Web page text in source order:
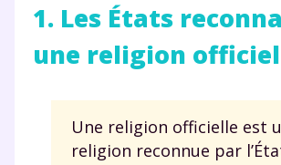
1. Les États
une religion
Une religion officielle est
religion reconnue par